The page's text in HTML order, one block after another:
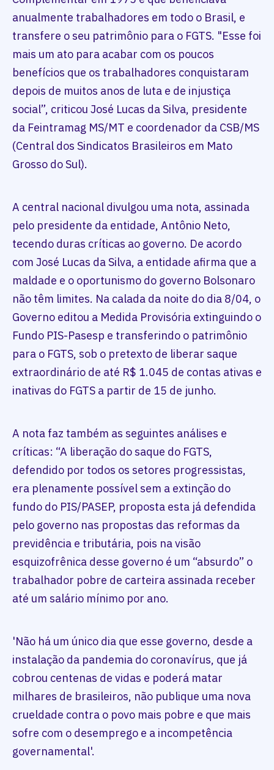
anualmente trabalhadores em todo o Brasil, e
transfere o seu patrimônio para o FGTS. "Esse foi
mais um ato para acabar com os poucos
benefícios que os trabalhadores conquistaram
depois de muitos anos de luta e de injustiça
social”, criticou José Lucas da Silva, presidente
da Feintramag MS/MT e coordenador da CSB/MS
(Central dos Sindicatos Brasileiros em Mato
Grosso do Sul).
A central nacional divulgou uma nota, assinada
pelo presidente da entidade, Antônio Neto,
tecendo duras críticas ao governo. De acordo
com José Lucas da Silva, a entidade afirma que a
maldade e o oportunismo do governo Bolsonaro
não têm limites. Na calada da noite do dia 8/04, o
Governo editou a Medida Provisória extinguindo o
Fundo PIS-Pasesp e transferindo o patrimônio
para o FGTS, sob o pretexto de liberar saque
extraordinário de até R$ 1.045 de contas ativas e
inativas do FGTS a partir de 15 de junho.
A nota faz também as seguintes análises e
críticas: “A liberação do saque do FGTS,
defendido por todos os setores progressistas,
era plenamente possível sem a extinção do
fundo do PIS/PASEP, proposta esta já defendida
pelo governo nas propostas das reformas da
previdência e tributária, pois na visão
esquizofrênica desse governo é um “absurdo” o
trabalhador pobre de carteira assinada receber
até um salário mínimo por ano.
'Não há um único dia que esse governo, desde a
instalação da pandemia do coronavírus, que já
cobrou centenas de vidas e poderá matar
milhares de brasileiros, não publique uma nova
crueldade contra o povo mais pobre e que mais
sofre com o desemprego e a incompetência
governamental'.